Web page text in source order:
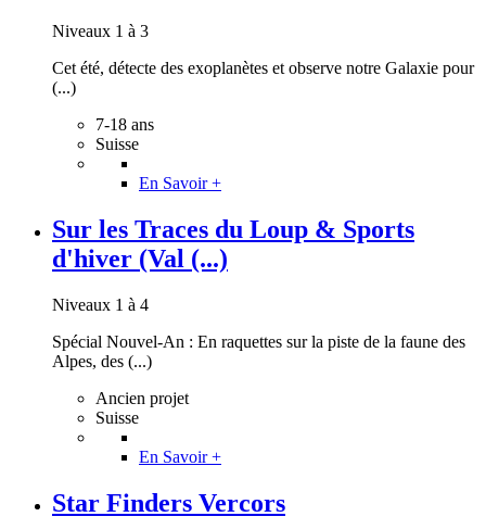
Niveaux 1 à 3
Cet été, détecte des exoplanètes et observe notre Galaxie pour
(...)
7-18 ans
Suisse
En Savoir +
Sur les Traces du Loup & Sports
d'hiver (Val (...)
Niveaux 1 à 4
Spécial Nouvel-An : En raquettes sur la piste de la faune des
Alpes, des (...)
Ancien projet
Suisse
En Savoir +
Star Finders Vercors